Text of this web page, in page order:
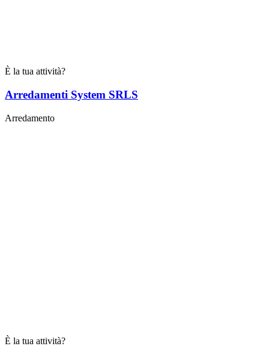
È la tua attività?
Arredamenti System SRLS
Arredamento
È la tua attività?